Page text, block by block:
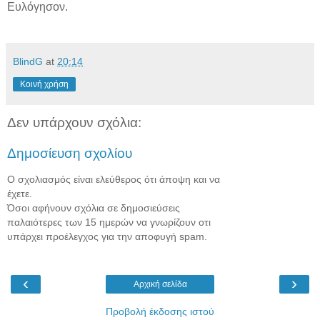
Ευλόγησον.
BlindG at 20:14
Κοινή χρήση
Δεν υπάρχουν σχόλια:
Δημοσίευση σχολίου
Ο σχολιασμός είναι ελεύθερος ότι άποψη και να
έχετε.
Όσοι αφήνουν σχόλια σε δημοσιεύσεις
παλαιότερες των 15 ημερών να γνωρίζουν οτι
υπάρχει προέλεγχος για την αποφυγή spam.
‹ ›
Αρχική σελίδα
Προβολή έκδοσης ιστού